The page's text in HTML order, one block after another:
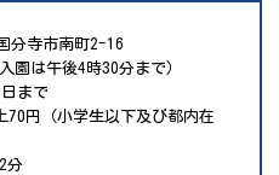
分寺市南町2-16
園は午後4時30分まで）
まで
70円（小学生以下及び都内在
分